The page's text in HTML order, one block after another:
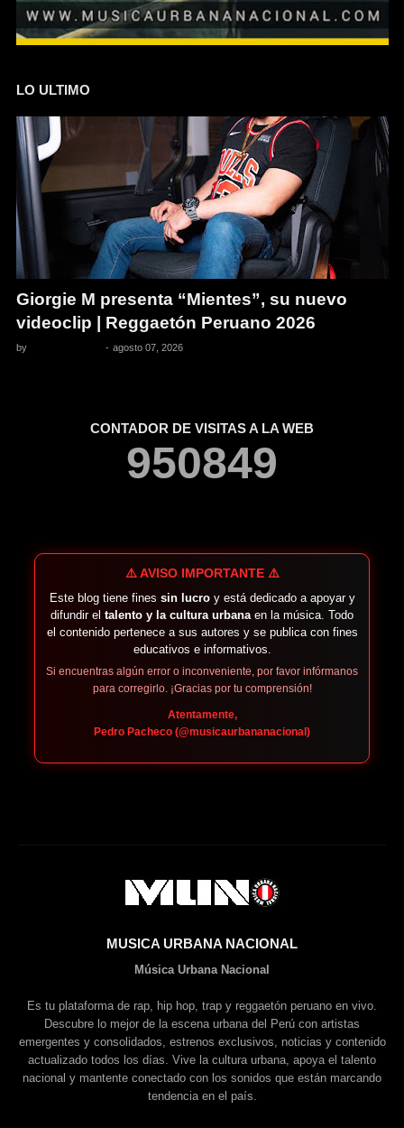
LO ULTIMO
Giorgie M presenta “Mientes”, su nuevo
videoclip | Reggaetón Peruano 2026
by - agosto 07, 2026
CONTADOR DE VISITAS A LA WEB
950849
⚠️ AVISO IMPORTANTE ⚠️
Este blog tiene fines sin lucroy está dedicado a apoyar y
difundir el talento y la cultura urbanaen la música. Todo
el contenido pertenece a sus autores y se publica con fines
educativos e informativos.
Si encuentras algún error o inconveniente, por favor infórmanos
para corregirlo. ¡Gracias por tu comprensión!
Atentamente,
Pedro Pacheco (@musicaurbananacional)
MUSICA URBANA NACIONAL
Música Urbana Nacional
Es tu plataforma de rap, hip hop, trap y reggaetón peruano en vivo.
Descubre lo mejor de la escena urbana del Perú con artistas
emergentes y consolidados, estrenos exclusivos, noticias y contenido
actualizado todos los días. Vive la cultura urbana, apoya el talento
nacional y mantente conectado con los sonidos que están marcando
tendencia en el país.